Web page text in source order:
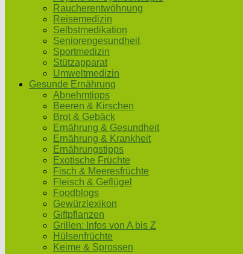
Raucherentwöhnung
Reisemedizin
Selbstmedikation
Seniorengesundheit
Sportmedizin
Stützapparat
Umweltmedizin
Gesunde Ernährung
Abnehmtipps
Beeren & Kirschen
Brot & Gebäck
Ernährung & Gesundheit
Ernährung & Krankheit
Ernährungstipps
Exotische Früchte
Fisch & Meeresfrüchte
Fleisch & Geflügel
Foodblogs
Gewürzlexikon
Giftpflanzen
Grillen: Infos von A bis Z
Hülsenfrüchte
Keime & Sprossen